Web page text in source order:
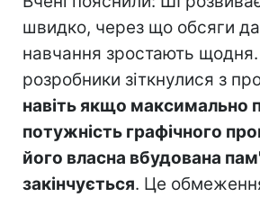
швидко, через що обсяги
навчання зростають
розробники зіткнулися з
навіть якщо максимально
потужність графічного
його власна вбудована
закінчується. Це